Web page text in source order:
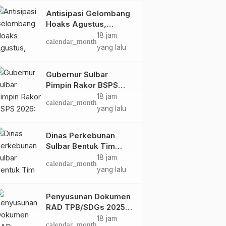
Daerah Majene
Peringati HUT ke-25,
Demokrat Majene Gelar
Indonesia Asri” di
Stadion Prasamya
2026
Antisipasi Gelombang
Hoaks Agustus,
Pemprov Sulbar Ajak
Warga Jaga Ruang
calendar_month
18 jam
yang lalu
Gubernur Sulbar
Pimpin Rakor BSPS
2026: Mamuju dan
Pasangkayu Masih Nol
calendar_month
18 jam
yang lalu
Dinas Perkebunan
Sulbar Bentuk Tim
Kendali Internal ICS
untuk Dukung
Pasangkayu
calendar_month
18 jam
yang lalu
Penyusunan Dokumen
RAD TPB/SDGs 2025–
2029 Perkuat Arah
18 jam